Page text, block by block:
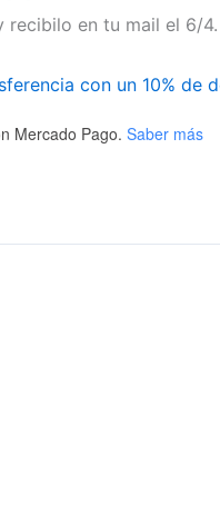
recibilo en tu mail el 6/4.
con un 10% de
Mercado Pago. Saber más